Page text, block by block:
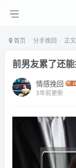
首页 分手挽回 正文
前男友累了还
情感挽回
3年前更新